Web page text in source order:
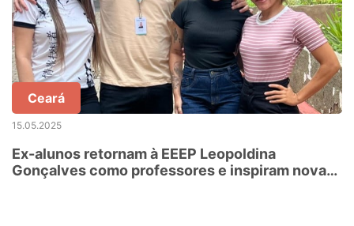
Ceará
15.05.2025
Ex-alunos retornam à EEEP Leopoldina
Gonçalves como professores e inspiram nova